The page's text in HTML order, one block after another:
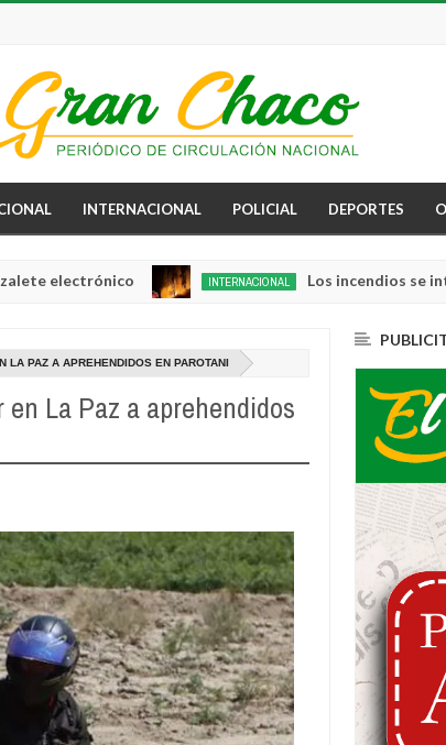
INTERNACIONAL POLICIAL DEPORTES
INTERNACIONAL Los incendios se
LA PAZ A APREHENDIDOS EN PAROTANI
La Paz a aprehendidos